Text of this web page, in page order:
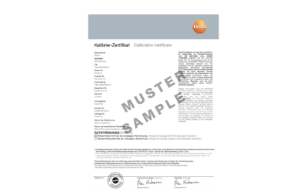
hvězdiček.